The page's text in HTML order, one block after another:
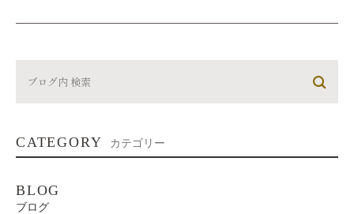
CATEGORY カテゴリー
BLOG
ブログ